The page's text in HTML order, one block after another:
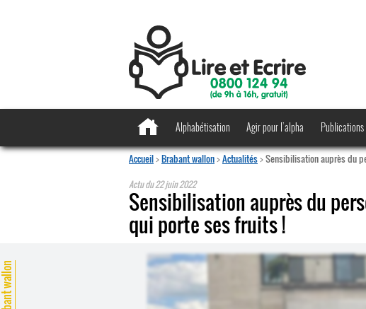
Alphabétisation Agir pour l’alpha Publications
Accueil>Brabant wallon>Actualités>Sensibilisation auprès du
Actu du22 juin 2022
Sensibilisation auprès du
qui porte ses fruits !
wallon